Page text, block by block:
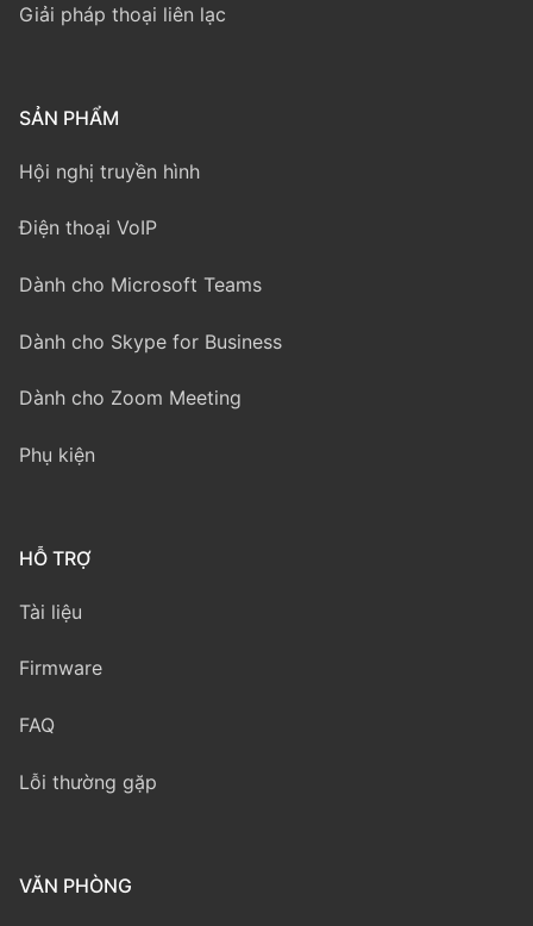
Giải pháp thoại liên lạc
SẢN PHẨM
Hội nghị truyền hình
Điện thoại VoIP
Dành cho Microsoft Teams
Dành cho Skype for Business
Dành cho Zoom Meeting
Phụ kiện
HỖ TRỢ
Tài liệu
Firmware
FAQ
Lỗi thường gặp
VĂN PHÒNG